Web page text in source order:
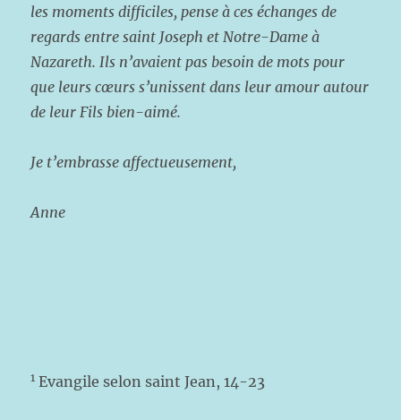
les moments difficiles, pense à ces échanges de
regards entre saint Joseph et Notre-Dame à
Nazareth. Ils n’avaient pas besoin de mots pour
que leurs cœurs s’unissent dans leur amour autour
de leur Fils bien-aimé.
Je t’embrasse affectueusement,
Anne
1 Evangile selon saint Jean, 14-23